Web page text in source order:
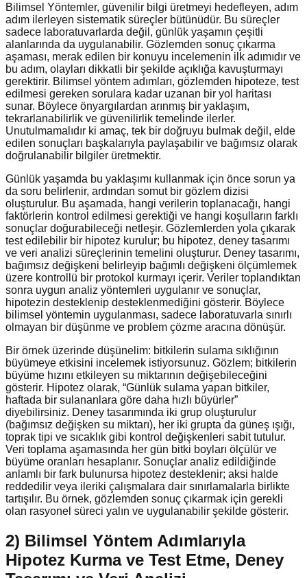
Bilimsel Yöntemler, güvenilir bilgi üretmeyi hedefleyen, adım
adım ilerleyen sistematik süreçler bütünüdür. Bu süreçler
sadece laboratuvarlarda değil, günlük yaşamın çeşitli
alanlarında da uygulanabilir. Gözlemden sonuç çıkarma
aşaması, merak edilen bir konuyu incelemenin ilk adımıdır ve
bu adım, olayları dikkatli bir şekilde açıklığa kavuşturmayı
gerektirir. Bilimsel yöntem adımları, gözlemden hipoteze, test
edilmesi gereken sorulara kadar uzanan bir yol haritası
sunar. Böylece önyargılardan arınmış bir yaklaşım,
tekrarlanabilirlik ve güvenilirlik temelinde ilerler.
Unutulmamalıdır ki amaç, tek bir doğruyu bulmak değil, elde
edilen sonuçları başkalarıyla paylaşabilir ve bağımsız olarak
doğrulanabilir bilgiler üretmektir.
Günlük yaşamda bu yaklaşımı kullanmak için önce sorun ya
da soru belirlenir, ardından somut bir gözlem dizisi
oluşturulur. Bu aşamada, hangi verilerin toplanacağı, hangi
faktörlerin kontrol edilmesi gerektiği ve hangi koşulların farklı
sonuçlar doğurabileceği netleşir. Gözlemlerden yola çıkarak
test edilebilir bir hipotez kurulur; bu hipotez, deney tasarımı
ve veri analizi süreçlerinin temelini oluşturur. Deney tasarımı,
bağımsız değişkeni belirleyip bağımlı değişkeni ölçümlemek
üzere kontrollü bir protokol kurmayı içerir. Veriler toplandıktan
sonra uygun analiz yöntemleri uygulanır ve sonuçlar,
hipotezin desteklenip desteklenmediğini gösterir. Böylece
bilimsel yöntemin uygulanması, sadece laboratuvarla sınırlı
olmayan bir düşünme ve problem çözme aracına dönüşür.
Bir örnek üzerinde düşünelim: bitkilerin sulama sıklığının
büyümeye etkisini incelemek istiyorsunuz. Gözlem; bitkilerin
büyüme hızını etkileyen su miktarının değişebileceğini
gösterir. Hipotez olarak, “Günlük sulama yapan bitkiler,
haftada bir sulananlara göre daha hızlı büyürler”
diyebilirsiniz. Deney tasarımında iki grup oluşturulur
(bağımsız değişken su miktarı), her iki grupta da güneş ışığı,
toprak tipi ve sıcaklık gibi kontrol değişkenleri sabit tutulur.
Veri toplama aşamasında her gün bitki boyları ölçülür ve
büyüme oranları hesaplanır. Sonuçlar analiz edildiğinde
anlamlı bir fark bulunursa hipotez desteklenir; aksi halde
reddedilir veya ileriki çalışmalara dair sınırlamalarla birlikte
tartışılır. Bu örnek, gözlemden sonuç çıkarmak için gerekli
olan rasyonel süreci yalın ve uygulanabilir şekilde gösterir.
2) Bilimsel Yöntem Adımlarıyla
Hipotez Kurma ve Test Etme, Deney